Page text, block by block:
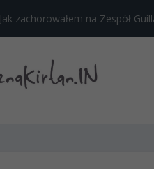
Jak zachorowałem na Zespół